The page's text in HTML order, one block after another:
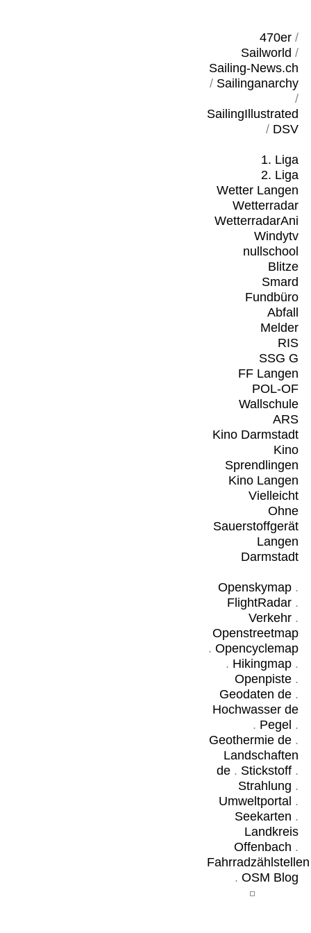
470er/
Sailworld /
Sailing-News.ch
/ Sailinganarchy
/
SailingIllustrated
/ DSV
1. Liga
2. Liga
Wetter Langen
Wetterradar
WetterradarAni
Windytv
nullschool
Blitze
Smard
Fundbüro
Abfall
Melder
RIS
SSG G
FF Langen
POL-OF
Wallschule
ARS
Kino Darmstadt
Kino
Sprendlingen
Kino Langen
Vielleicht
Ohne
Sauerstoffgerät
Langen
Darmstadt
Openskymap.
FlightRadar.
Verkehr.
Openstreetmap
. Opencyclemap
. Hikingmap.
Openpiste.
Geodaten de.
Hochwasser de
. Pegel .
Geothermie de.
Landschaften
de. Stickstoff.
Strahlung .
Umweltportal .
Seekarten .
Landkreis
Offenbach .
Fahrradzählstellen
. OSM Blog